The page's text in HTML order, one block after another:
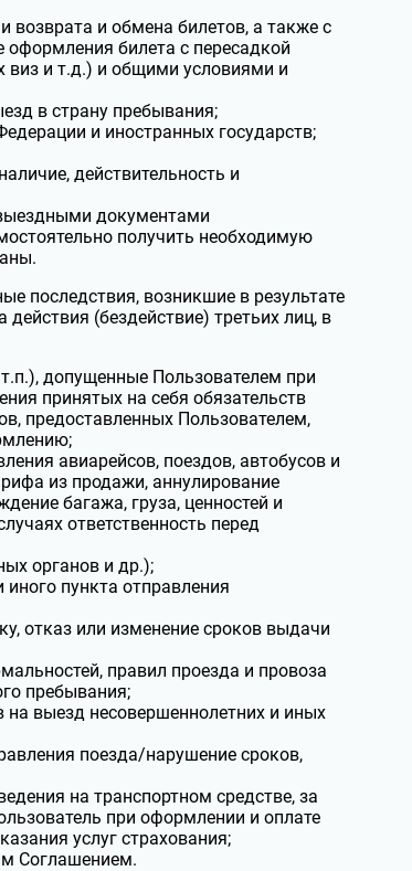
возврата и обмена билетов, а также с
билета с пересадкой
виз и т.д.) и общими условиями и
в страну пребывания;
и иностранных государств;
действительность и
документами
получить необходимую
последствия, возникшие в результате
(бездействие) третьих лиц, в
допущенные Пользователем при
принятых на себя обязательств
предоставленных Пользователем,
авиарейсов, поездов, автобусов и
из продажи, аннулирование
багажа, груза, ценностей и
ответственность перед
органов и др.);
пункта отправления
отказ или изменение сроков выдачи
правил проезда и провоза
пребывания;
на выезд несовершеннолетних и иных
поезда/нарушение сроков,
на транспортном средстве, за
при оформлении и оплате
услуг страхования;
Соглашением.